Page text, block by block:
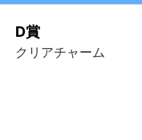
D賞
クリアチャーム